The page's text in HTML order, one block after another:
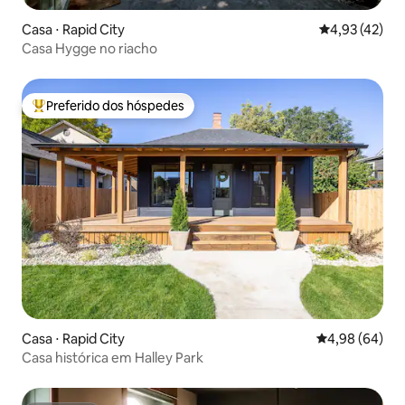
Casa ⋅ Rapid City 4,93 de uma
4,93 (42)
Casa Hygge no riacho
Entre os melhores preferidos dos hóspedes
Preferido dos hóspedes
Casa ⋅ Rapid City 4,98 de uma
4,98 (64)
Casa histórica em Halley Park